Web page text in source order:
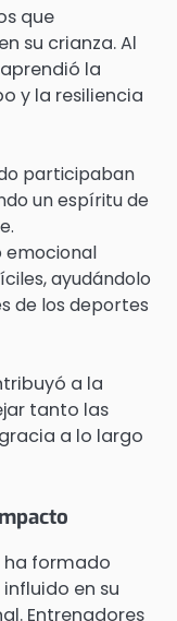
que
su crianza. Al
la
y la resiliencia
participaban
un espíritu de
emocional
ayudándolo
de los deportes
a la
tanto las
a lo largo
ha formado
en su
Entrenadores